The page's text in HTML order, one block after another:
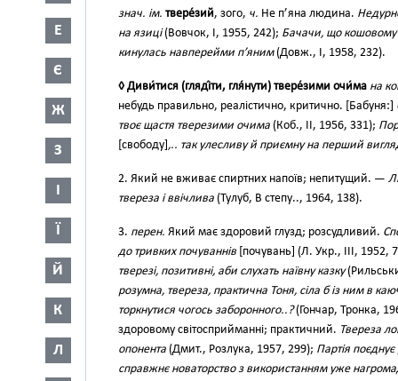
Е
Є
Ж
З
І
Ї
Й
К
Л
знач. ім. твере́зий, зого, ч. Не п’яна людина.
на язиці(Вовчок, І, 1955, 242); Бачачи, що кошовому
кинулась навперейми п’яним(Довж., І, 1958, 232).
◊ Диви́тися (гляді́ти, гля́нути) твере́зими очи́ма на
небудь правильно, реалістично, критично. [Бабуня:]
твоє щастя тверезими очима (Коб., II, 1956, 331);
[свободу] ,.. так улесливу й приємну на перший
2. Який не вживає спиртних напоїв; непитущий. —
твереза і ввічлива (Тулуб, В степу.., 1964, 138).
3. перен. Який має здоровий глузд; розсудливий.
до тривких почуваннів [почувань] (Л. Укр., III, 1952,
тверезі, позитивні, аби слухать наївну казку
розумна, твереза, практична Тоня, сіла б із ним в
торкнутися чогось заборонного..?(Гончар, Тронка,
здоровому світосприйманні; практичний. Твереза
опонента (Дмит., Розлука, 1957, 299); Партія
справжнє новаторство з використанням уже